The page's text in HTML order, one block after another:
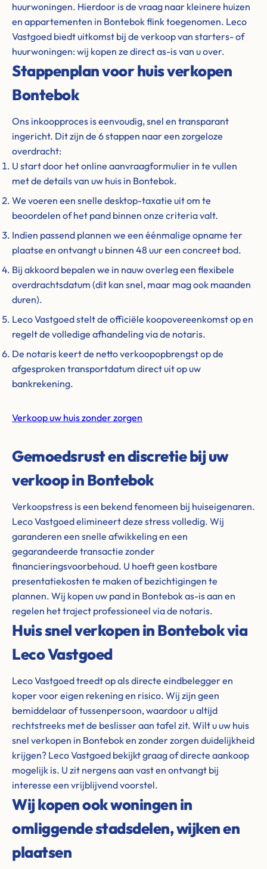
huurwoningen. Hierdoor is de vraag naar kleinere huizen
en appartementen in Bontebok flink toegenomen. Leco
Vastgoed biedt uitkomst bij de verkoop van starters- of
huurwoningen: wij kopen ze direct as-is van u over.
Stappenplan voor huis verkopen
Bontebok
Ons inkoopproces is eenvoudig, snel en transparant
ingericht. Dit zijn de 6 stappen naar een zorgeloze
overdracht:
U start door het online aanvraagformulier in te vullen
met de details van uw huis in Bontebok.
We voeren een snelle desktop-taxatie uit om te
beoordelen of het pand binnen onze criteria valt.
Indien passend plannen we een éénmalige opname ter
plaatse en ontvangt u binnen 48 uur een concreet bod.
Bij akkoord bepalen we in nauw overleg een flexibele
overdrachtsdatum (dit kan snel, maar mag ook maanden
duren).
Leco Vastgoed stelt de officiële koopovereenkomst op en
regelt de volledige afhandeling via de notaris.
De notaris keert de netto verkoopopbrengst op de
afgesproken transportdatum direct uit op uw
bankrekening.
Verkoop uw huis zonder zorgen
Gemoedsrust en discretie bij uw
verkoop in Bontebok
Verkoopstress is een bekend fenomeen bij huiseigenaren.
Leco Vastgoed elimineert deze stress volledig. Wij
garanderen een snelle afwikkeling en een
gegarandeerde transactie zonder
financieringsvoorbehoud. U hoeft geen kostbare
presentatiekosten te maken of bezichtigingen te
plannen. Wij kopen uw pand in Bontebok as-is aan en
regelen het traject professioneel via de notaris.
Huis snel verkopen in Bontebok via
Leco Vastgoed
Leco Vastgoed treedt op als directe eindbelegger en
koper voor eigen rekening en risico. Wij zijn geen
bemiddelaar of tussenpersoon, waardoor u altijd
rechtstreeks met de beslisser aan tafel zit. Wilt u uw huis
snel verkopen in Bontebok en zonder zorgen duidelijkheid
krijgen? Leco Vastgoed bekijkt graag of directe aankoop
mogelijk is. U zit nergens aan vast en ontvangt bij
interesse een vrijblijvend voorstel.
Wij kopen ook woningen in
omliggende stadsdelen, wijken en
plaatsen